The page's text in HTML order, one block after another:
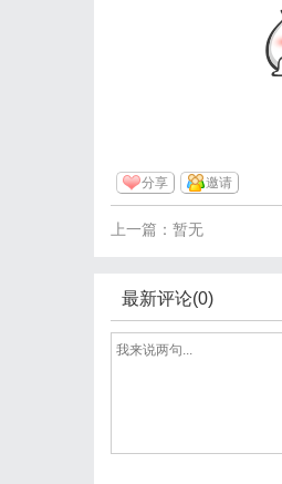
分享 邀请
上一篇：暂无
最新评论(0)